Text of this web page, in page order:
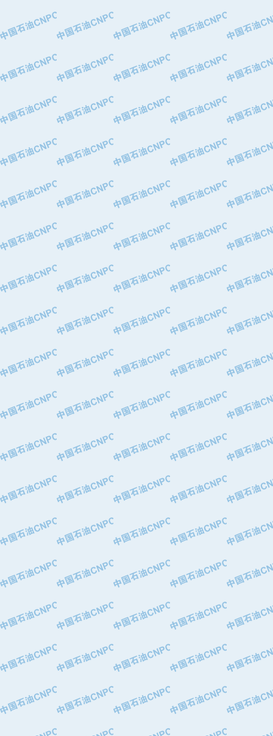
·中国石油锦西石化分公司
·大港油田集团有限责任公司
·深圳市肯多斯实业发展有限公司
·山东墨龙石油机械股份有限公司
·无锡西姆莱斯石油专用管制造有限公
·武汉钢铁（集团）公司
·马鞍山钢铁股份有限公司
·中国石油天然气股份有限公司兰州石
·中国石化茂名石化分公司
·中国石油大港油田分公司
·靖江市天和泵业有限公司
·中油油气勘探软件国家工程研究中心
·西安长庆钻宇集团咸阳石化有限公司
·新疆新冠控制系统工程有限公司
·新疆安维消防设施器材有限公司
·华北石油津工机械制造有限公司
·上海山武控制仪表有限公司
·上海赛科石油化工有限责任公司
·上海高桥石化
·中国石化扬子石油化工股份有限公司
·中国石化长岭炼化公司
·中国石油长庆油田分公司
·山东墨龙石油机械股份有限公司
·大庆油田物资集团
·南阳防爆集团有限公司
·乳山市力久特种电机有限公司
·无锡西姆莱斯石油专用管制造有限公
·沈阳全密封变压器股份有限公司
·河北华北石油天成实业集团有限公司
·特变电工股份有限公司
·中国石化镇海炼油化工股份有限公司
·重庆川东阀门制造有限公司
·三明高中压阀门有限公司
·宁波永泰塑料机械有限公司宁波高压
·上海人民企业集团有限公司
·西安巨力石油技术有限责任公司
·青岛汉缆股份有限公司
·厦门市榕兴新世纪石油设备制造有限